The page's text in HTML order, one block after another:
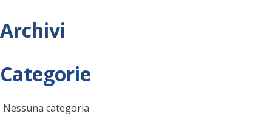
Archivi
Categorie
Nessuna categoria